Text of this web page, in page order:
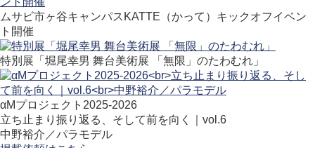
ムサビ市ヶ谷キャンパスKATTE（かって）キックオフイベン
ト開催
特別展「堀尾幸男 舞台美術展 「無限」のたわむれ」
αMプロジェクト2025-2026
立ち止まり振り返る、そして前を向く｜vol.6
中野裕介／パラモデル